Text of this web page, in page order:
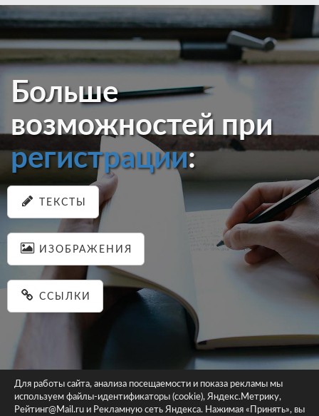
Больше
возможностей при
регистрации:
ТЕКСТЫ
ИЗОБРАЖЕНИЯ
ССЫЛКИ
© 2026 pastein.ru |Пользовательское соглашение|Политика
Для работы сайта, анализа посещаемости и показа рекламы мы
используем файлы-идентификаторы (cookie), Яндекс.Метрику,
Рейтинг@Mail.ru и Рекламную сеть Яндекса. Нажимая «Принять», вы